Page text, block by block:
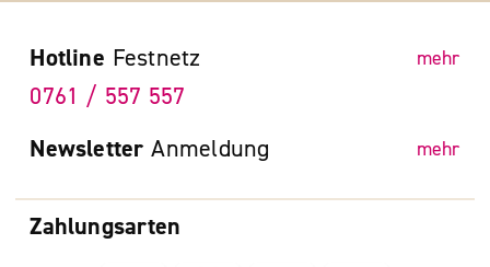
Zahlungsarten
Hotline Festnetz mehr
0761 / 557 557
Newsletter Anmeldung mehr